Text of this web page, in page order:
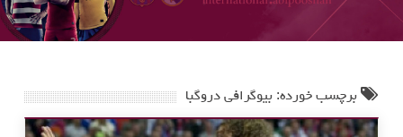
برچسب خورده: بیوگرافی دروگبا